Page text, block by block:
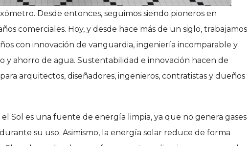
Desde entonces, seguimos siendo pioneros en
comerciales. Hoy, y desde hace más de un siglo, trabajamos
con innovación de vanguardia, ingeniería incomparable y
ahorro de agua. Sustentabilidad e innovación hacen de
arquitectos, diseñadores, ingenieros, contratistas y dueños
Sol es una fuente de energía limpia, ya que no genera gases
su uso. Asimismo, la energía solar reduce de forma